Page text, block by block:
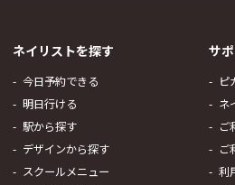
ネイリストを探す
今日予約できる
明日行ける
駅から探す
デザインから探す
スクールメニュー
サ
ピ
ネ
ご
ご
利